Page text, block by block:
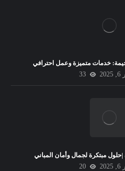
خدمات متميزة وعمل احترافي
33
مبتكرة لجمال وأمان المباني
20